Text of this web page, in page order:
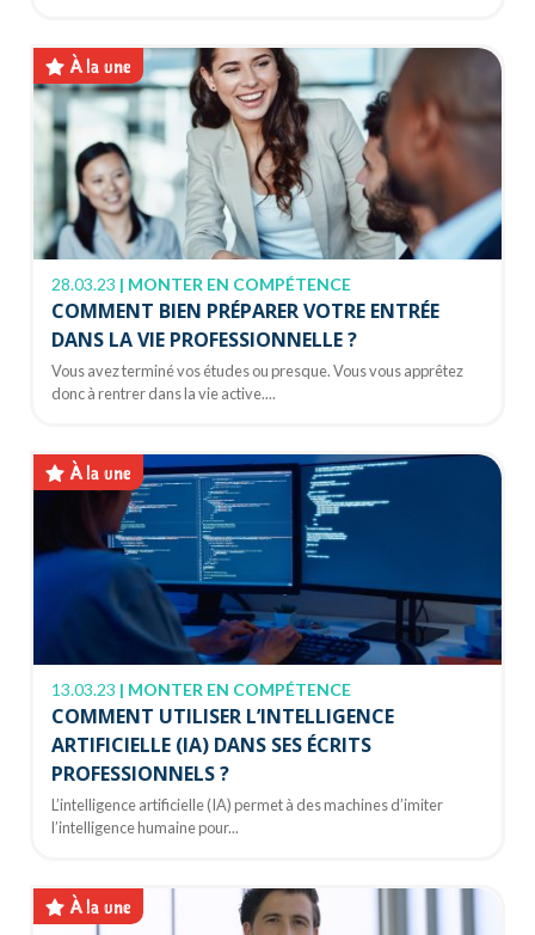
À la une
28.03.23 | MONTER EN COMPÉTENCE
COMMENT BIEN PRÉPARER VOTRE ENTRÉE
DANS LA VIE PROFESSIONNELLE ?
Vous avez terminé vos études ou presque. Vous vous apprêtez
donc à rentrer dans la vie active....
À la une
13.03.23 | MONTER EN COMPÉTENCE
COMMENT UTILISER L’INTELLIGENCE
ARTIFICIELLE (IA) DANS SES ÉCRITS
PROFESSIONNELS ?
L’intelligence artificielle (IA) permet à des machines d’imiter
l’intelligence humaine pour...
À la une